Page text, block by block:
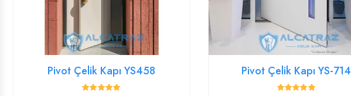
Pivot Çelik Kapı YS458 Pivot Çelik Kapı YS-714